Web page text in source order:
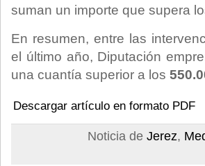
suman un importe que supera
En resumen, entre las
el último año, Diputación
una cuantía superior a los
Descargar artículo en formato PDF
Noticia de Jerez,